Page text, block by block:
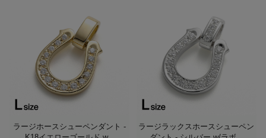
ラージホースシューペンダント -
ラージラックスホースシューペン